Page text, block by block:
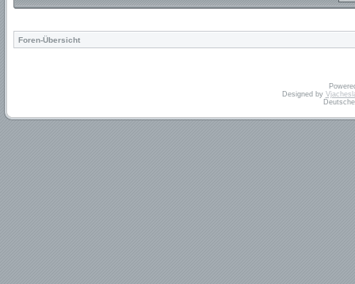
Foren-Übersicht
Designed by